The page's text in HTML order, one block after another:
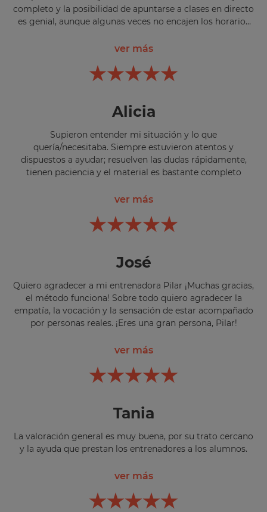
completo y la posibilidad de apuntarse a clases en directo
es genial, aunque algunas veces no encajen los horarios
de vital importancia y también la disponibilidad de los
ver más
Alicia
Supieron entender mi situación y lo que
quería/necesitaba. Siempre estuvieron atentos y
dispuestos a ayudar; resuelven las dudas rápidamente,
tienen paciencia y el material es bastante completo
ver más
José
Quiero agradecer a mi entrenadora Pilar ¡Muchas gracias,
el método funciona! Sobre todo quiero agradecer la
empatía, la vocación y la sensación de estar acompañado
por personas reales. ¡Eres una gran persona, Pilar!
ver más
Tania
La valoración general es muy buena, por su trato cercano
y la ayuda que prestan los entrenadores a los alumnos.
ver más